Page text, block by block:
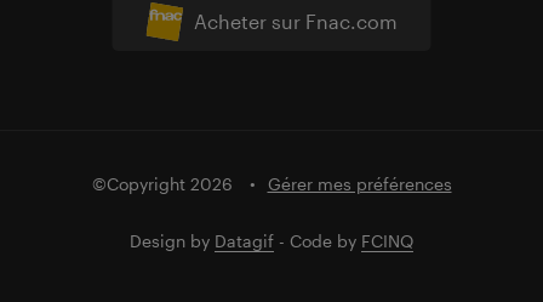
Acheter sur Fnac.com
©Copyright 2026 Gérer mes préférences
Design by Datagif - Code by FCINQ